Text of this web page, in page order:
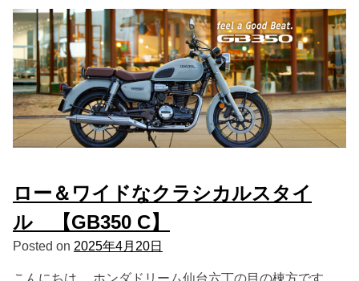
ロー＆ワイドなクラシカルスタイ
ル 【GB350 C】
Posted on 2025年4月20日